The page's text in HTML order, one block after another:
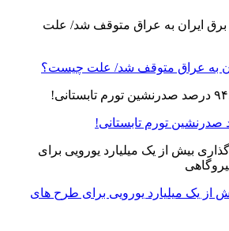
به عراق متوقف شد/ علت چیست؟
از یک میلیارد یورویی برای طرح های